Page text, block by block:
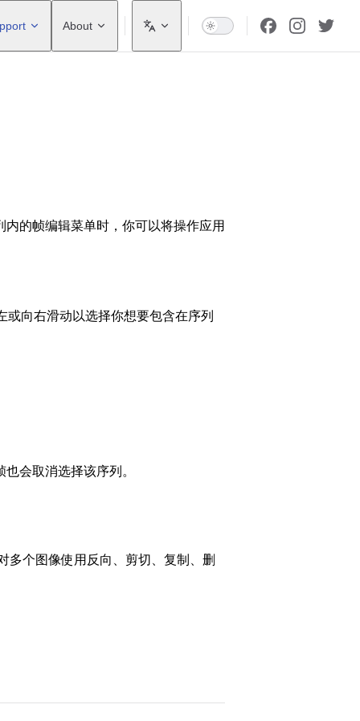
About
的帧编辑菜单时，你可以将操作应用
或向右滑动以选择你想要包含在序列
会取消选择该序列。
多个图像使用反向、剪切、复制、删